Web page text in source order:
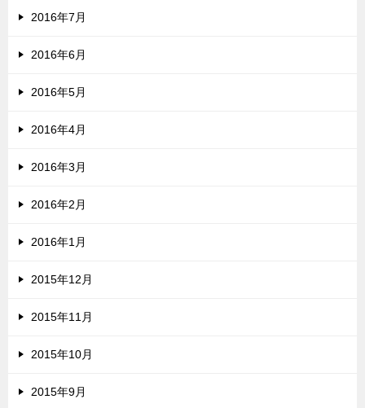
2016年7月
2016年6月
2016年5月
2016年4月
2016年3月
2016年2月
2016年1月
2015年12月
2015年11月
2015年10月
2015年9月